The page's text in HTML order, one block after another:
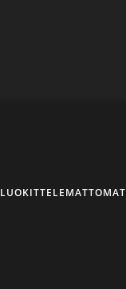
LUOKITTELEMATTOMAT